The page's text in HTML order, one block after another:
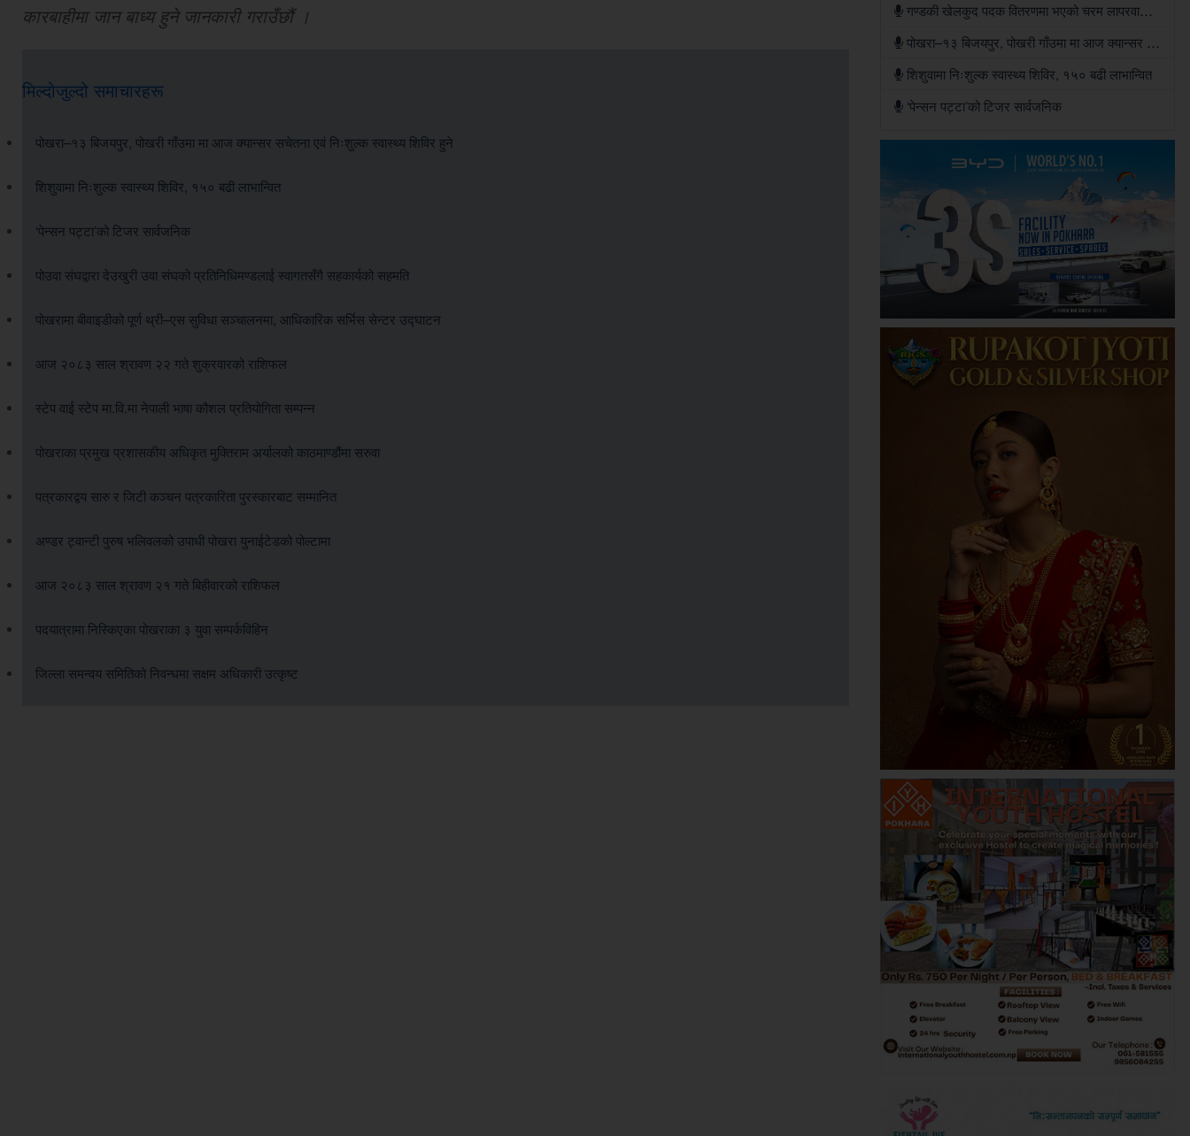
कारबाहीमा जान बाध्य हुने जानकारी गराउँछौं ।
मिल्दोजुल्दो समाचारहरू
पोखरा–१३ बिजयपुर, पोखरी गाँउमा मा आज क्यान्सर सचेतना एवं निःशुल्क स्वास्थ्य शिविर हुने
शिशुवामा निःशुल्क स्वास्थ्य शिविर, १५० बढी लाभान्वित
‘पेन्सन पट्टा’को टिजर सार्वजनिक
पोउवा संघद्वारा देउखुरी उवा संघको प्रतिनिधिमण्डलाई स्वागतसँगै सहकार्यको सहमति
पोखरामा बीवाइडीको पूर्ण थ्री–एस सुविधा सञ्चालनमा, आधिकारिक सर्भिस सेन्टर उद्घाटन
आज २०८३ साल श्रावण २२ गते शुक्रवारको राशिफल
स्टेप वाई स्टेप मा.वि.मा नेपाली भाषा कौशल प्रतियोगिता सम्पन्न
पोखराका प्रमुख प्रशासकीय अधिकृत मुक्तिराम अर्यालको काठमाण्डौंमा सरुवा
पत्रकारद्वय सारु र जिटी कञ्चन पत्रकारिता पुरस्कारबाट सम्मानित
अण्डर ट्वान्टी पुरुष भलिवलको उपाधी पोखरा युनाईटेडको पोल्टामा
आज २०८३ साल श्रावण २१ गते बिहीवारको राशिफल
पदयात्रामा निस्किएका पोखराका ३ युवा सम्पर्कविहिन
जिल्ला समन्वय समितिको निवन्धमा सक्षम अधिकारी उत्कृष्ट
गण्डकी खेलकुद पदक वितरणमा भएको चरम लापरवाही र मिलेमतोको छानबिन गर्न खेलकुद पत्रकार मञ्च गण्डकीको आग्रह
पोखरा–१३ बिजयपुर, पोखरी गाँउमा मा आज क्यान्सर सचेतना एवं निःशुल्क स्वास्थ्य शिविर हुने
शिशुवामा निःशुल्क स्वास्थ्य शिविर, १५० बढी लाभान्वित
‘पेन्सन पट्टा’को टिजर सार्वजनिक